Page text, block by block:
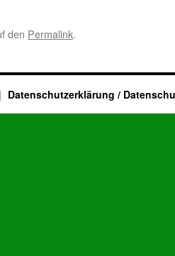
den Permalink.
Datenschutzerklärung /